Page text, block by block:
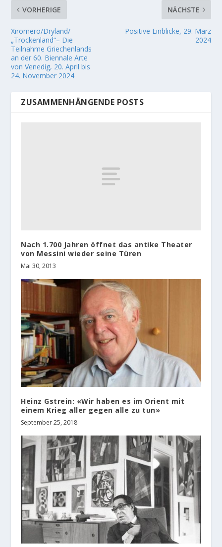
VORHERIGE
Xiromero/Dryland/
„Trockenland“– Die
Teilnahme Griechenlands
an der 60. Biennale Arte
von Venedig, 20. April bis
24. November 2024
NÄCHSTE
Positive Einblicke, 29. März
2024
ZUSAMMENHÄNGENDE POSTS
Nach 1.700 Jahren öffnet das antike Theater
von Messini wieder seine Türen
Mai 30, 2013
Heinz Gstrein: «Wir haben es im Orient mit
einem Krieg aller gegen alle zu tun»
September 25, 2018